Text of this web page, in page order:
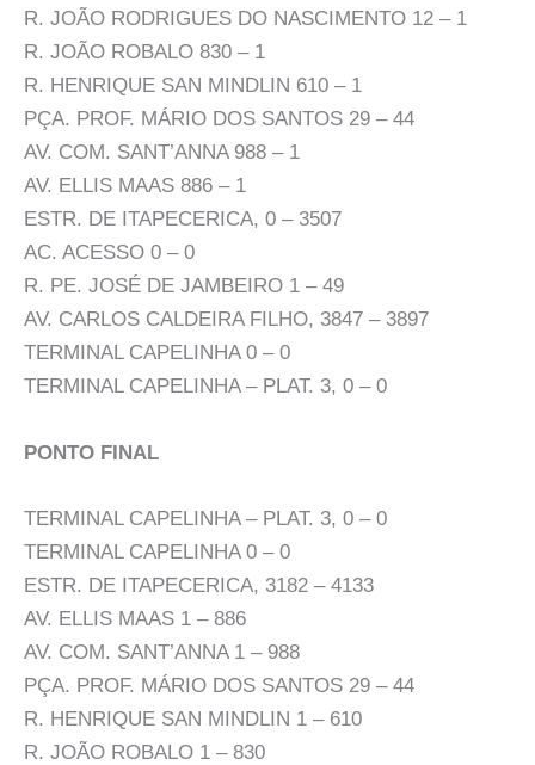
R. JOÃO RODRIGUES DO NASCIMENTO 12 – 1
R. JOÃO ROBALO 830 – 1
R. HENRIQUE SAN MINDLIN 610 – 1
PÇA. PROF. MÁRIO DOS SANTOS 29 – 44
AV. COM. SANT’ANNA 988 – 1
AV. ELLIS MAAS 886 – 1
ESTR. DE ITAPECERICA, 0 – 3507
AC. ACESSO 0 – 0
R. PE. JOSÉ DE JAMBEIRO 1 – 49
AV. CARLOS CALDEIRA FILHO, 3847 – 3897
TERMINAL CAPELINHA 0 – 0
TERMINAL CAPELINHA – PLAT. 3, 0 – 0
PONTO FINAL
TERMINAL CAPELINHA – PLAT. 3, 0 – 0
TERMINAL CAPELINHA 0 – 0
ESTR. DE ITAPECERICA, 3182 – 4133
AV. ELLIS MAAS 1 – 886
AV. COM. SANT’ANNA 1 – 988
PÇA. PROF. MÁRIO DOS SANTOS 29 – 44
R. HENRIQUE SAN MINDLIN 1 – 610
R. JOÃO ROBALO 1 – 830